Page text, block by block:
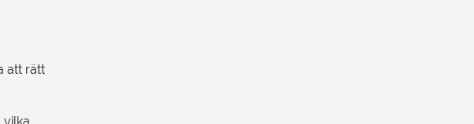
att rätt
vilka